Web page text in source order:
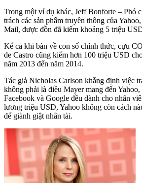
Trong một ví dụ khác, Jeff Bonforte – Phó
trách các sản phẩm truyền thông của
Mail, được đồn đã kiếm khoảng 5 triệu
Kể cả khi bàn về con số chính thức, cựu
de Castro cũng kiếm hơn 100 triệu USD
năm 2013 đến năm 2014.
Tác giả Nicholas Carlson khẳng định việc
không phải là điều Mayer mang đến
Facebook và Google đều dành cho nhân
lương triệu USD, Yahoo không còn cách
để giành giật nhân tài.